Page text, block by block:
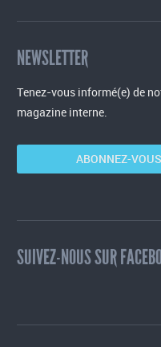
NEWSLETTER
Tenez-vous informé(e) de
magazine interne.
ABONNEZ-
SUIVEZ-NOUS SUR